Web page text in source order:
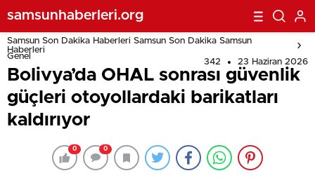
samsunhaberleri.org
Samsun Son Dakika Haberleri Samsun Son Dakika Samsun
Haberleri
Genel
342 23 Haziran 2026
Bolivya’da OHAL sonrası güvenlik
güçleri otoyollardaki barikatları
kaldırıyor
0 0